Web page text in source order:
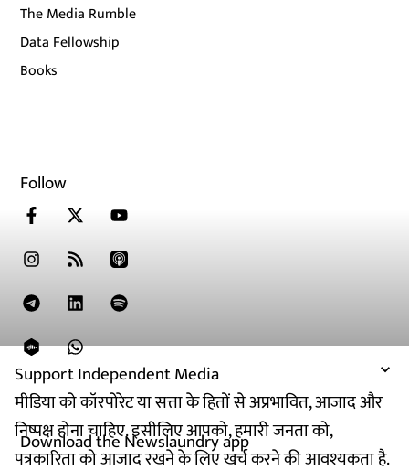
Support Independent Media
मीडिया को कॉरपोरेट या सत्ता के हितों से अप्रभावित, आजाद और
निष्पक्ष होना चाहिए. इसीलिए आपको, हमारी जनता को,
पत्रकारिता को आजाद रखने के लिए खर्च करने की आवश्यकता है.
The Media Rumble
Data Fellowship
Books
Follow
Download the Newslaundry app